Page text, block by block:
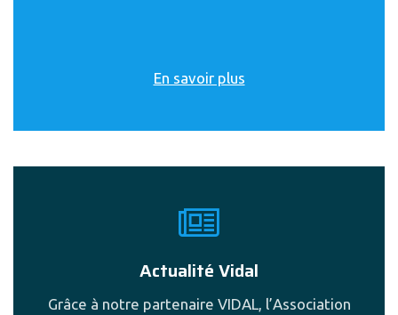
En savoir plus
Actualité Vidal
Grâce à notre partenaire VIDAL, l’Association